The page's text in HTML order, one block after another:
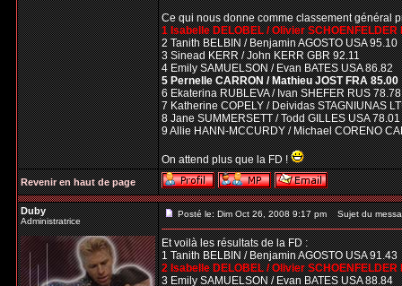
Ce qui nous donne comme classement général
1 Isabelle DELOBEL / Olivier SCHOENFELDER
2 Tanith BELBIN / Benjamin AGOSTO USA 95.10
3 Sinead KERR / John KERR GBR 92.11
4 Emily SAMUELSON / Evan BATES USA 86.82
5 Pernelle CARRON / Mathieu JOST FRA 85.00
6 Ekaterina RUBLEVA / Ivan SHEFER RUS 78.78
7 Katherine COPELY / Deividas STAGNIUNAS
8 Jane SUMMERSETT / Todd GILLES USA 78.01
9 Allie HANN-MCCURDY / Michael CORENO
On attend plus que la FD !
Revenir en haut de page
Duby
Administratrice
Posté le: Dim Oct 26, 2008 9:17 pm Sujet du
Et voilà les résultats de la FD :
1 Tanith BELBIN / Benjamin AGOSTO USA 91.43
2 Isabelle DELOBEL / Olivier SCHOENFELDER
3 Emily SAMUELSON / Evan BATES USA 88.84